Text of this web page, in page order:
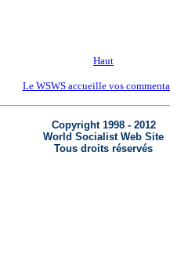
Haut
Le WSWS accueille vos
Copyright 1998 - 2012
World Socialist Web Site
Tous droits réservés